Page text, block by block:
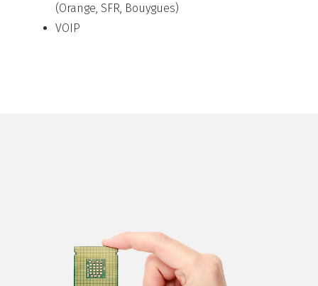
(Orange, SFR, Bouygues)
VOIP